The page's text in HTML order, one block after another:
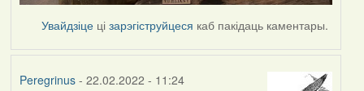
Увайдзіце цізарэгіструйцеся каб пакідаць каментары.
Peregrinus- 22.02.2022 - 11:24